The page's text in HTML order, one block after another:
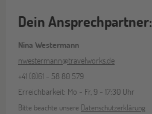
Dein Ansprechpartner:
Nina Westermann
nwestermann@travelworks.de
+41 (0)61 - 58 80 579
Erreichbarkeit: Mo - Fr, 9 - 17:30 Uhr
Bitte beachte unsere Datenschutzerklärung